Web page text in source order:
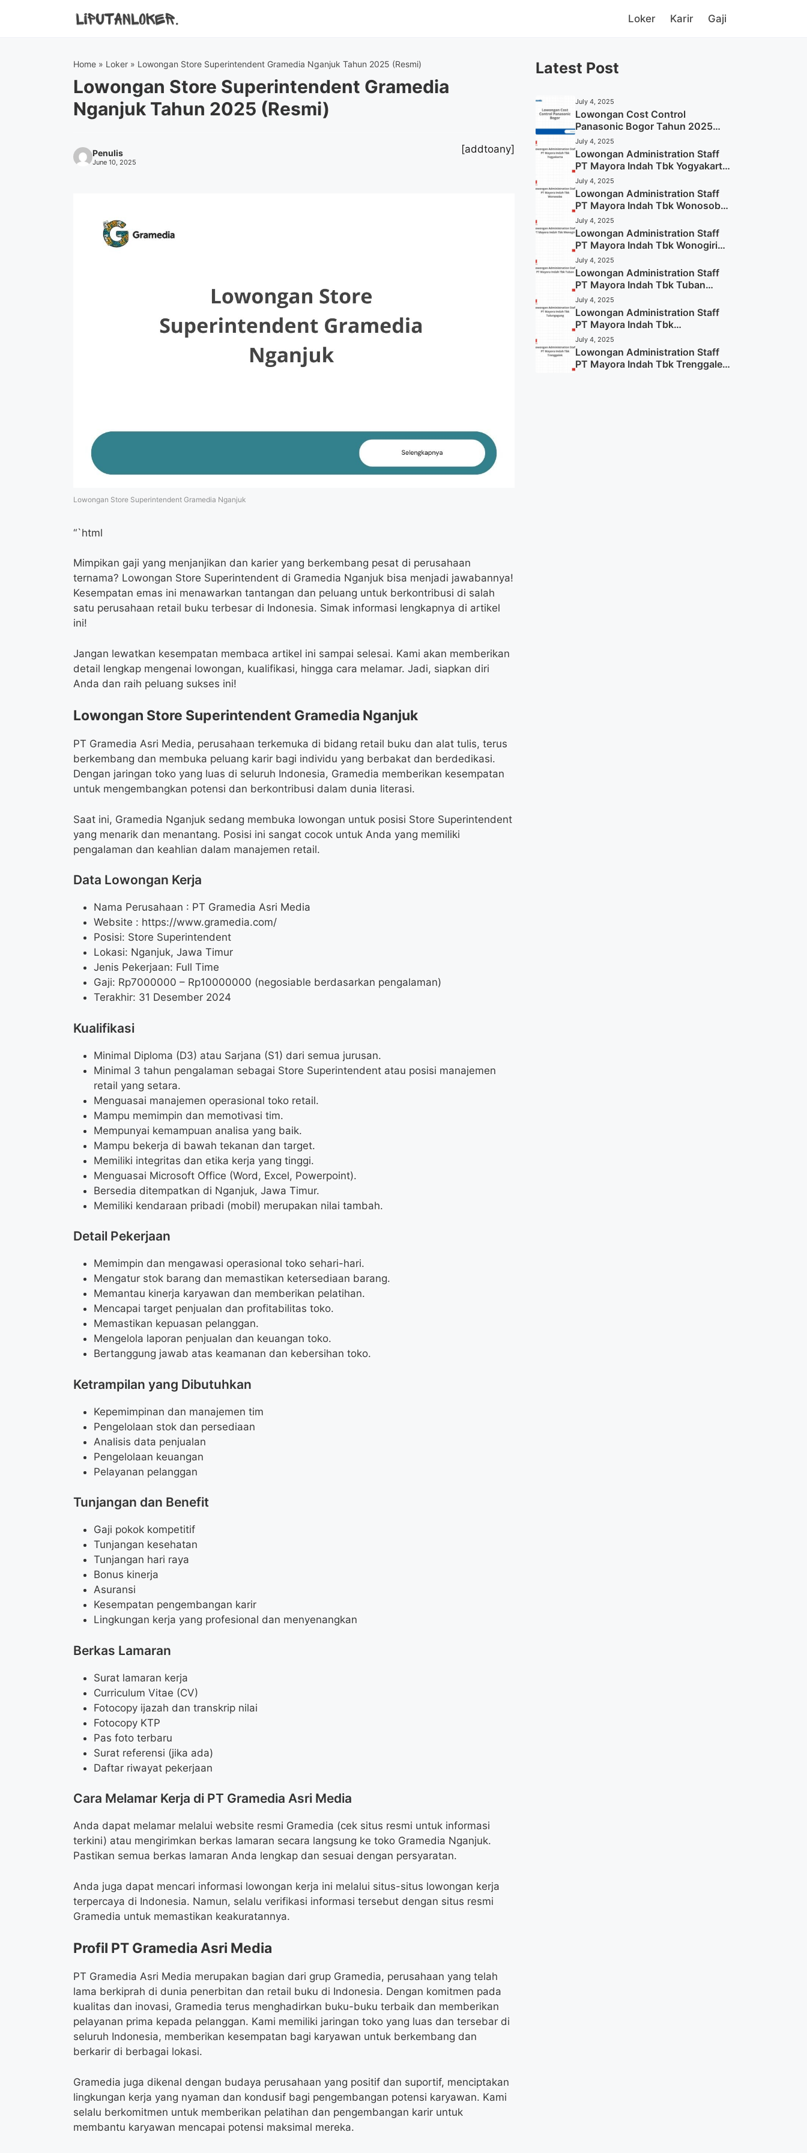
Loker Karir Gaji
Home » Loker » Lowongan Store Superintendent Gramedia Nganjuk Tahun 2025 (Resmi)
Lowongan Store Superintendent Gramedia
Nganjuk Tahun 2025 (Resmi)
Penulis
June 10, 2025
[addtoany]
Lowongan Store Superintendent Gramedia Nganjuk
“`html
Mimpikan gaji yang menjanjikan dan karier yang berkembang pesat di perusahaan
ternama? Lowongan Store Superintendent di Gramedia Nganjuk bisa menjadi jawabannya!
Kesempatan emas ini menawarkan tantangan dan peluang untuk berkontribusi di salah
satu perusahaan retail buku terbesar di Indonesia. Simak informasi lengkapnya di artikel
ini!
Jangan lewatkan kesempatan membaca artikel ini sampai selesai. Kami akan memberikan
detail lengkap mengenai lowongan, kualifikasi, hingga cara melamar. Jadi, siapkan diri
Anda dan raih peluang sukses ini!
Lowongan Store Superintendent Gramedia Nganjuk
PT Gramedia Asri Media, perusahaan terkemuka di bidang retail buku dan alat tulis, terus
berkembang dan membuka peluang karir bagi individu yang berbakat dan berdedikasi.
Dengan jaringan toko yang luas di seluruh Indonesia, Gramedia memberikan kesempatan
untuk mengembangkan potensi dan berkontribusi dalam dunia literasi.
Saat ini, Gramedia Nganjuk sedang membuka lowongan untuk posisi Store Superintendent
yang menarik dan menantang. Posisi ini sangat cocok untuk Anda yang memiliki
pengalaman dan keahlian dalam manajemen retail.
Data Lowongan Kerja
Nama Perusahaan : PT Gramedia Asri Media
Website : https://www.gramedia.com/
Posisi: Store Superintendent
Lokasi: Nganjuk, Jawa Timur
Jenis Pekerjaan: Full Time
Gaji: Rp7000000 – Rp10000000 (negosiable berdasarkan pengalaman)
Terakhir: 31 Desember 2024
Kualifikasi
Minimal Diploma (D3) atau Sarjana (S1) dari semua jurusan.
Minimal 3 tahun pengalaman sebagai Store Superintendent atau posisi manajemen
retail yang setara.
Menguasai manajemen operasional toko retail.
Mampu memimpin dan memotivasi tim.
Mempunyai kemampuan analisa yang baik.
Mampu bekerja di bawah tekanan dan target.
Memiliki integritas dan etika kerja yang tinggi.
Menguasai Microsoft Office (Word, Excel, Powerpoint).
Bersedia ditempatkan di Nganjuk, Jawa Timur.
Memiliki kendaraan pribadi (mobil) merupakan nilai tambah.
Detail Pekerjaan
Memimpin dan mengawasi operasional toko sehari-hari.
Mengatur stok barang dan memastikan ketersediaan barang.
Memantau kinerja karyawan dan memberikan pelatihan.
Mencapai target penjualan dan profitabilitas toko.
Memastikan kepuasan pelanggan.
Mengelola laporan penjualan dan keuangan toko.
Bertanggung jawab atas keamanan dan kebersihan toko.
Ketrampilan yang Dibutuhkan
Kepemimpinan dan manajemen tim
Pengelolaan stok dan persediaan
Analisis data penjualan
Pengelolaan keuangan
Pelayanan pelanggan
Tunjangan dan Benefit
Gaji pokok kompetitif
Tunjangan kesehatan
Tunjangan hari raya
Bonus kinerja
Asuransi
Kesempatan pengembangan karir
Lingkungan kerja yang profesional dan menyenangkan
Berkas Lamaran
Surat lamaran kerja
Curriculum Vitae (CV)
Fotocopy ijazah dan transkrip nilai
Fotocopy KTP
Pas foto terbaru
Surat referensi (jika ada)
Daftar riwayat pekerjaan
Cara Melamar Kerja di PT Gramedia Asri Media
Anda dapat melamar melalui website resmi Gramedia (cek situs resmi untuk informasi
terkini) atau mengirimkan berkas lamaran secara langsung ke toko Gramedia Nganjuk.
Pastikan semua berkas lamaran Anda lengkap dan sesuai dengan persyaratan.
Anda juga dapat mencari informasi lowongan kerja ini melalui situs-situs lowongan kerja
terpercaya di Indonesia. Namun, selalu verifikasi informasi tersebut dengan situs resmi
Gramedia untuk memastikan keakuratannya.
Profil PT Gramedia Asri Media
PT Gramedia Asri Media merupakan bagian dari grup Gramedia, perusahaan yang telah
lama berkiprah di dunia penerbitan dan retail buku di Indonesia. Dengan komitmen pada
kualitas dan inovasi, Gramedia terus menghadirkan buku-buku terbaik dan memberikan
pelayanan prima kepada pelanggan. Kami memiliki jaringan toko yang luas dan tersebar di
seluruh Indonesia, memberikan kesempatan bagi karyawan untuk berkembang dan
berkarir di berbagai lokasi.
Gramedia juga dikenal dengan budaya perusahaan yang positif dan suportif, menciptakan
lingkungan kerja yang nyaman dan kondusif bagi pengembangan potensi karyawan. Kami
selalu berkomitmen untuk memberikan pelatihan dan pengembangan karir untuk
membantu karyawan mencapai potensi maksimal mereka.
Latest Post
July 4, 2025
Lowongan Cost Control
Panasonic Bogor Tahun 2025
(Lamar Sekarang)
July 4, 2025
Lowongan Administration Staff
PT Mayora Indah Tbk Yogyakarta
Tahun 2025
July 4, 2025
Lowongan Administration Staff
PT Mayora Indah Tbk Wonosobo
Tahun 2025 (Lamar Sekarang)
July 4, 2025
Lowongan Administration Staff
PT Mayora Indah Tbk Wonogiri
Tahun 2025 (Apply Now)
July 4, 2025
Lowongan Administration Staff
PT Mayora Indah Tbk Tuban
Tahun 2025 (Resmi)
July 4, 2025
Lowongan Administration Staff
PT Mayora Indah Tbk
Tulungagung Tahun 2025 (Lamar
Sekarang)
July 4, 2025
Lowongan Administration Staff
PT Mayora Indah Tbk Trenggalek